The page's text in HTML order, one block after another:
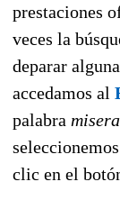
prestaciones
veces la
deparar
accedamos al
palabra
clic en el